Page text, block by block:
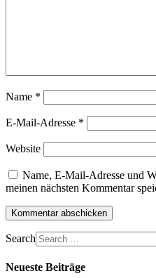
Name *
E-Mail-Adresse *
Website
Name, E-Mail-Adresse und
meinen nächsten Kommentar
Search
Neueste Beiträge